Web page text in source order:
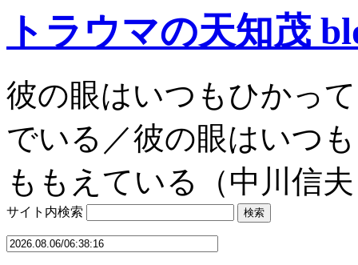
トラウマの天知茂
彼の眼はいつもひかっ
でいる／彼の眼はいつ
ももえている（中川信
サイト内検索